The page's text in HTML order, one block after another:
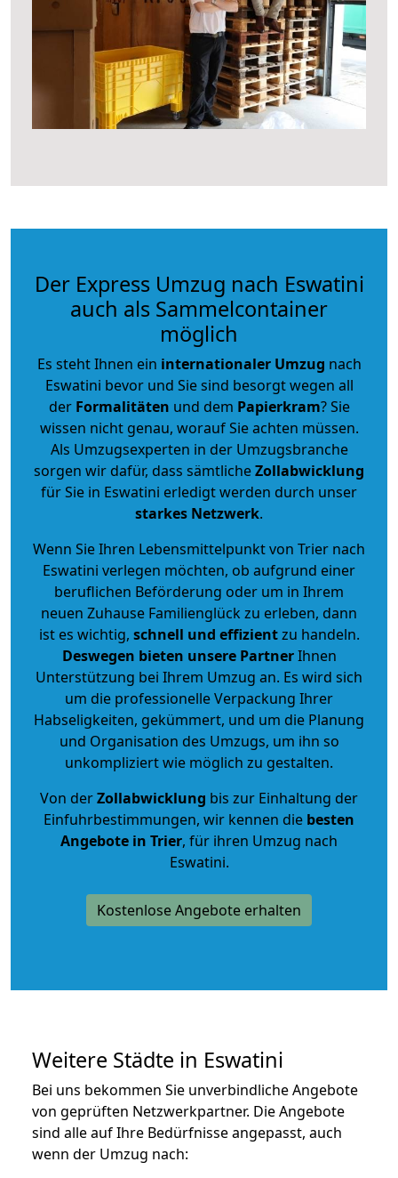
Der Express Umzug nach Eswatini
auch als Sammelcontainer
möglich
Es steht Ihnen ein internationaler Umzug nach
Eswatini bevor und Sie sind besorgt wegen all
der Formalitäten und dem Papierkram? Sie
wissen nicht genau, worauf Sie achten müssen.
Als Umzugsexperten in der Umzugsbranche
sorgen wir dafür, dass sämtlicheZollabwicklung
für Sie in Eswatini erledigt werden durch unser
starkes Netzwerk.
Wenn Sie Ihren Lebensmittelpunkt von Trier nach
Eswatini verlegen möchten, ob aufgrund einer
beruflichen Beförderung oder um in Ihrem
neuen Zuhause Familienglück zu erleben, dann
ist es wichtig, schnell und effizientzu handeln.
Deswegen bieten unsere PartnerIhnen
Unterstützung bei Ihrem Umzug an. Es wird sich
um die professionelle Verpackung Ihrer
Habseligkeiten, gekümmert, und um die Planung
und Organisation des Umzugs, um ihn so
unkompliziert wie möglich zu gestalten.
Von derZollabwicklung bis zur Einhaltung der
Einfuhrbestimmungen, wir kennen die besten
Angebote in Trier, für ihren Umzug nach
Eswatini.
Kostenlose Angebote erhalten
Weitere Städte in Eswatini
Bei uns bekommen Sie unverbindliche Angebote
von geprüften Netzwerkpartner. Die Angebote
sind alle auf Ihre Bedürfnisse angepasst, auch
wenn der Umzug nach: